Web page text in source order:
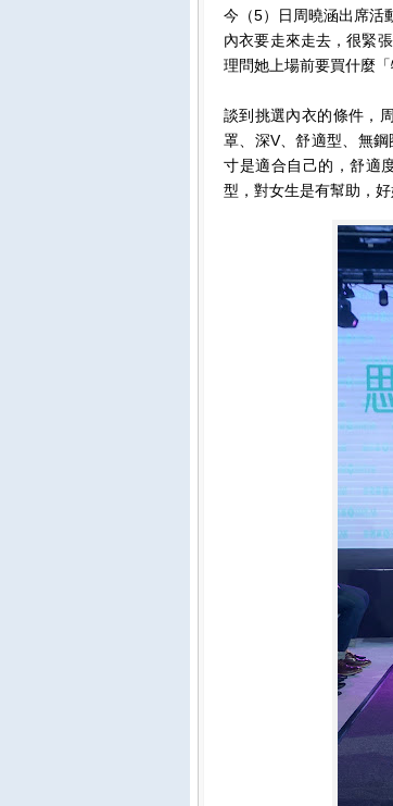
今（5）日周曉涵出席活
內衣要走來走去，很緊
理問她上場前要買什麼
談到挑選內衣的條件，
罩、深V、舒適型、無
寸是適合自己的，舒適
型，對女生是有幫助，